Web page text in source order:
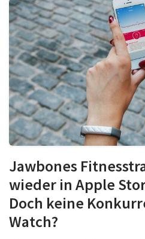
Jawbones
wieder in Apple
Doch keine
Watch?